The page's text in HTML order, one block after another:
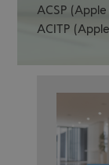
ACSP
ACITP